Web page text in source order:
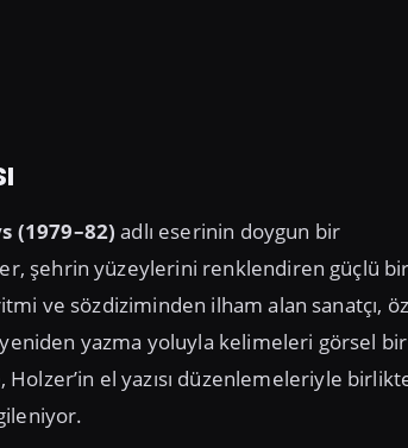
(1979–82) adlı eserinin doygun bir
şehrin yüzeylerini renklendiren güçlü
ve sözdiziminden ilham alan sanatçı,
yazma yoluyla kelimeleri görsel bir
el yazısı düzenlemeleriyle